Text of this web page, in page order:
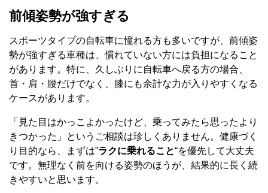
前傾姿勢が強すぎる
スポーツタイプの自転車に憧れる方も多いですが、前傾姿
勢が強すぎる車種は、慣れていない方には負担になること
があります。特に、久しぶりに自転車へ戻る方の場合、
首・肩・腰だけでなく、膝にも余計な力が入りやすくなる
ケースがあります。
「見た目はかっこよかったけど、乗ってみたら思ったより
きつかった」というご相談は珍しくありません。健康づく
り目的なら、まずは”ラクに乗れること“を優先して大丈夫
です。無理なく前を向ける姿勢のほうが、結果的に長く続
きやすいと思います。